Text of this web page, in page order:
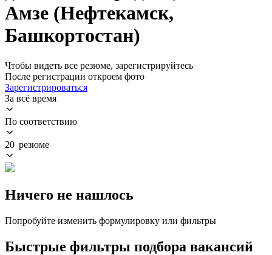
Амзе (Нефтекамск,
Башкортостан)
Чтобы видеть все резюме, зарегистрируйтесь
После регистрации откроем фото
Зарегистрироваться
За всё время
По соответствию
20 резюме
Ничего не нашлось
Попробуйте изменить формулировку или фильтры
Быстрые фильтры подбора вакансий